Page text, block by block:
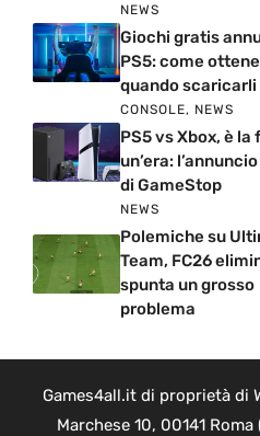
NEWS
Giochi gratis
PS5: come
quando scaricarli
CONSOLE, NEWS
PS5 vs Xbox, è la
un’era:
di GameStop
NEWS
Polemiche su
Team, FC26
spunta un grosso
problema
Games4all.it di proprietà di
Marchese 10, 00141